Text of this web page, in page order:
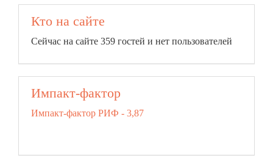
Кто на сайте
Сейчас на сайте 359 гостей и нет пользователей
Импакт-фактор
Импакт-фактор РИФ - 3,87